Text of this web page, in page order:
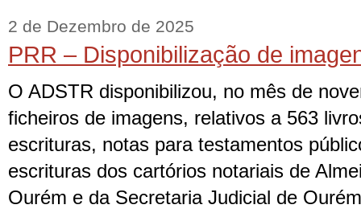
2 de Dezembro de 2025
PRR – Disponibilização de
O ADSTR disponibilizou, no mês de
ficheiros de imagens, relativos a 563
escrituras, notas para testamentos
escrituras dos cartórios notariais de
Ourém e da Secretaria Judicial de